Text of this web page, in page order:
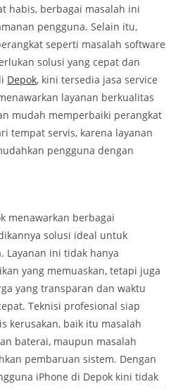
habis, berbagai masalah ini
pengguna. Selain itu,
seperti masalah software
solusi yang cepat dan
Depok, kini tersedia jasa service
layanan berkualitas
mudah memperbaiki perangkat
tempat servis, karena layanan
pengguna dengan
menawarkan berbagai
solusi ideal untuk
Layanan ini tidak hanya
yang memuaskan, tetapi juga
yang transparan dan waktu
Teknisi profesional siap
kerusakan, baik itu masalah
baterai, maupun masalah
pembaruan sistem. Dengan
iPhone di Depok kini tidak